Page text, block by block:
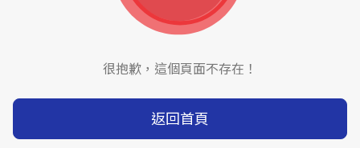
很抱歉，這個頁面不存在！
返回首頁